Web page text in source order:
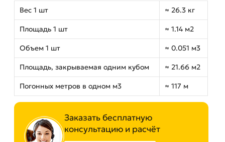
Вес 1 шт ≈ 26.3 кг
Площадь 1 шт ≈ 1.14 м2
Объем 1 шт ≈ 0.051 м3
Площадь, закрываемая одним кубом ≈ 21.66 м2
Погонных метров в одном м3 ≈ 117 м
Заказать бесплатную
консультацию и расчёт